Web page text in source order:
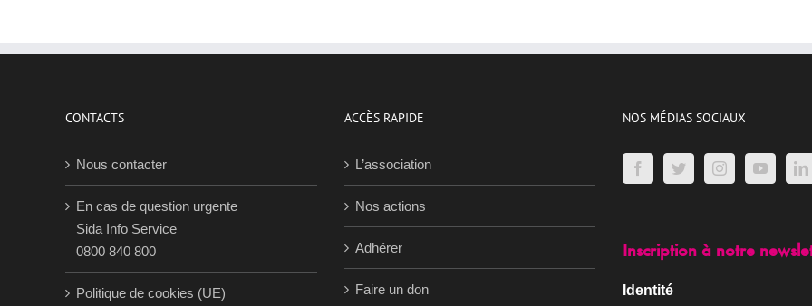
CONTACTS
Nous contacter
En cas de question urgente
Sida Info Service
0800 840 800
Politique de cookies (UE)
ACCÈS RAPIDE
L’association
Nos actions
Adhérer
Faire un don
NOS MÉDIAS SOCIAUX
Inscription à notre
Identité